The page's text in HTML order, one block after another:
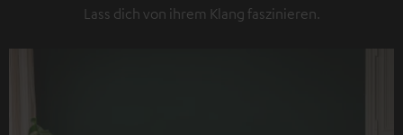
Lass dich von ihrem Klang faszinieren.